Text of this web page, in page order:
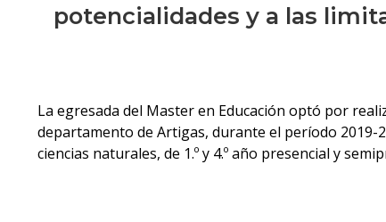
potencialidades y a las
La egresada del Master en Educación optó por
departamento de Artigas, durante el período 2019-
ciencias naturales, de 1.º y 4.º año presencial y